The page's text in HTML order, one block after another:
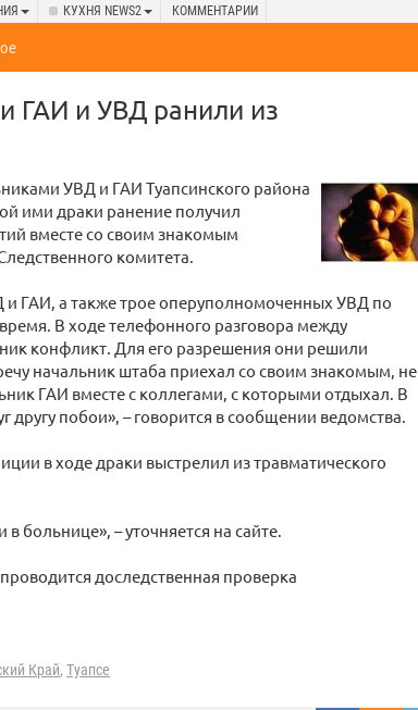
КУХНЯ NEWS2 КОММЕНТАРИИ
ГАИ и УВД ранили из
УВД и ГАИ Туапсинского района
ими драки ранение получил
вместе со своим знакомым
комитета.
и ГАИ, а также трое оперуполномоченных УВД по
В ходе телефонного разговора между
конфликт. Для его разрешения они решили
начальник штаба приехал со своим знакомым, не
ГАИ вместе с коллегами, с которыми отдыхал. В
побои», – говорится в сообщении ведомства.
в ходе драки выстрелил из травматического
больнице», – уточняется на сайте.
доследственная проверка
Край, Туапсе